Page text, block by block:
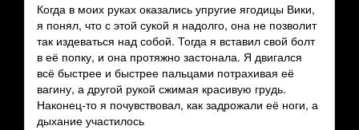
Когда в моих руках оказались упругие ягодицы Вики,
я понял, что с этой сукой я надолго, она не позволит
так издеваться над собой. Тогда я вставил свой болт
в её попку, и она протяжно застонала. Я двигался
всё быстрее и быстрее пальцами потрахивая её
вагину, а другой рукой сжимая красивую грудь.
Наконец-то я почувствовал, как задрожали её ноги, а
дыхание участилось